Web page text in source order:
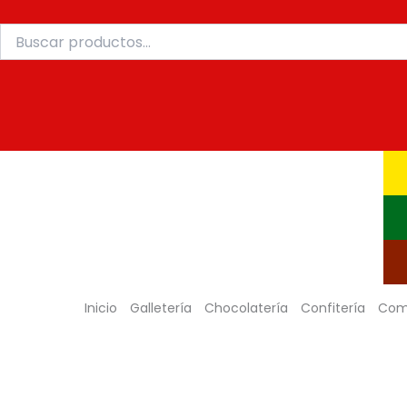
contenido
por:
Inicio Galletería Chocolatería Confitería